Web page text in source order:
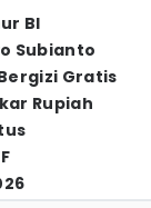
BI
Subianto
Gratis
Rupiah